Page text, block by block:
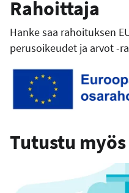
Rahoittaja
Hanke saa rahoituksen
perusoikeudet ja arvot -
Tutustu myös